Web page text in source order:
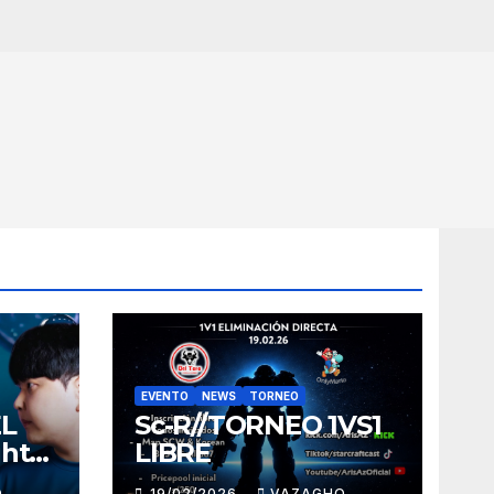
EVENTO NEWS TORNEO
Sc-R//TORNEO 1VS1
LIBRE